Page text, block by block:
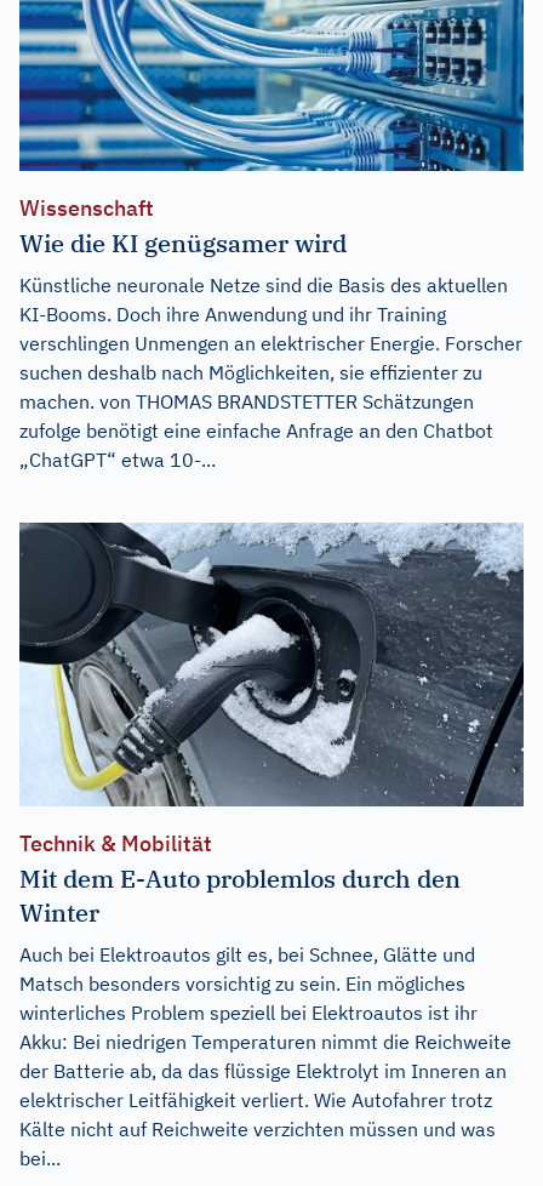
Wissenschaft
Wie die KI genügsamer wird
Künstliche neuronale Netze sind die Basis des aktuellen
KI-Booms. Doch ihre Anwendung und ihr Training
verschlingen Unmengen an elektrischer Energie. Forscher
suchen deshalb nach Möglichkeiten, sie effizienter zu
machen. von THOMAS BRANDSTETTER Schätzungen
zufolge benötigt eine einfache Anfrage an den Chatbot
„ChatGPT“ etwa 10-...
Technik & Mobilität
Mit dem E-Auto problemlos durch den
Winter
Auch bei Elektroautos gilt es, bei Schnee, Glätte und
Matsch besonders vorsichtig zu sein. Ein mögliches
winterliches Problem speziell bei Elektroautos ist ihr
Akku: Bei niedrigen Temperaturen nimmt die Reichweite
der Batterie ab, da das flüssige Elektrolyt im Inneren an
elektrischer Leitfähigkeit verliert. Wie Autofahrer trotz
Kälte nicht auf Reichweite verzichten müssen und was
bei...